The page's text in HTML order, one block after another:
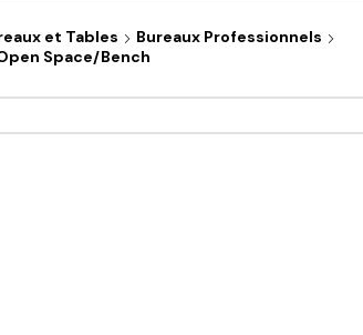
et Tables
Bureaux Professionnels
Space/Bench